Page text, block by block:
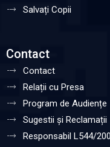
Salvați Copii
Contact
Contact
Relații cu Presa
Program de Audiențe
Sugestii și Reclamații
Responsabil L544/